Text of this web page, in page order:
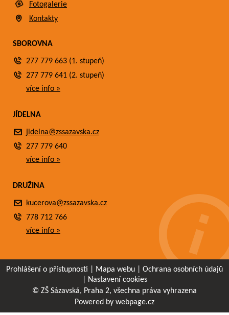
Fotogalerie
Kontakty
SBOROVNA
277 779 663 (1. stupeň)
277 779 641 (2. stupeň)
více info »
JÍDELNA
jidelna@zssazavska.cz
277 779 640
více info »
DRUŽINA
kucerova@zssazavska.cz
778 712 766
více info »
Prohlášení o přístupnosti Mapa webu
Ochrana osobních údajů
Nastavení cookies
© ZŠ Sázavská, Praha 2, všechna práva vyhrazena
Powered by webpage.cz